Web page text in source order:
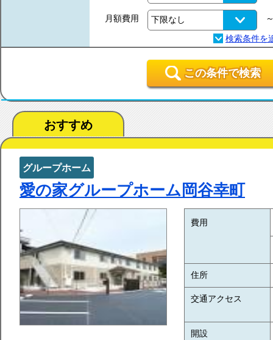
月額費用
この条件で検索
おすすめ
グループホーム
愛の家グループホーム岡谷幸町
費用
住所
交通アクセス
開設